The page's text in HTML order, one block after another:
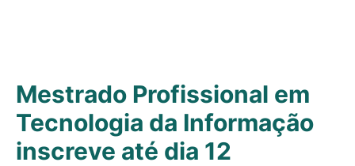
Mestrado Profissional em
Tecnologia da Informação
inscreve até dia 12